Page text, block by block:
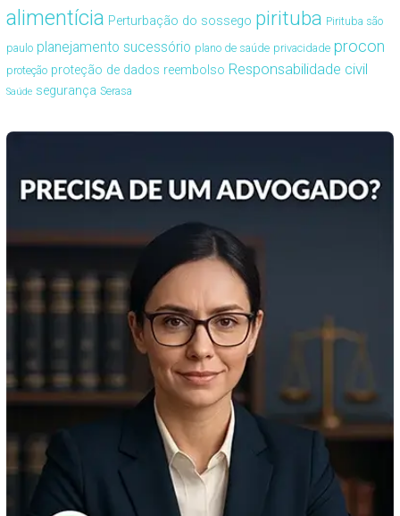
alimentícia Perturbação do sossego pirituba Pirituba são
paulo planejamento sucessório plano de saúde privacidade procon
proteção proteção de dados reembolso Responsabilidade civil
Saúde segurança Serasa